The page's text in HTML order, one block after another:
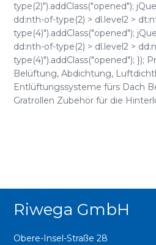
type(2)").addClass("opened");
dd:nth-of-type(2) > dl.level2 >
type(4)").addClass("opened");
dd:nth-of-type(2) > dl.level2 >
type(4)").addClass("opened"); });
Belüftung, Abdichtung,
Entlüftungssysteme fürs Dach
Gratrollen Zubehör für die
Riwega GmbH
Obere-Insel-Straße 28